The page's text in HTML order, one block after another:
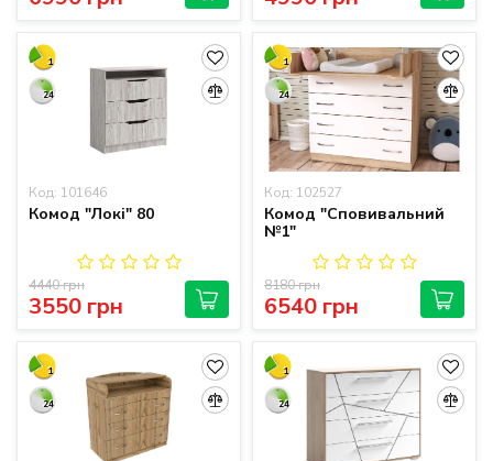
1
24
Код: 101646
Комод "Локі" 80
3550 грн
4440 грн
1
24
Код: 102527
Комод "Сповивальний
№1"
6540 грн
8180 грн
1
24
1
24